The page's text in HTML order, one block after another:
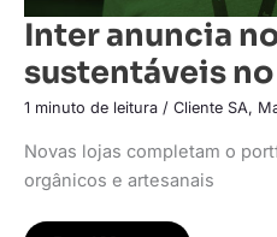
Inter anuncia
sustentáveis
1 minuto de leitura / Cliente SA,
Novas lojas completam o
orgânicos e artesanais